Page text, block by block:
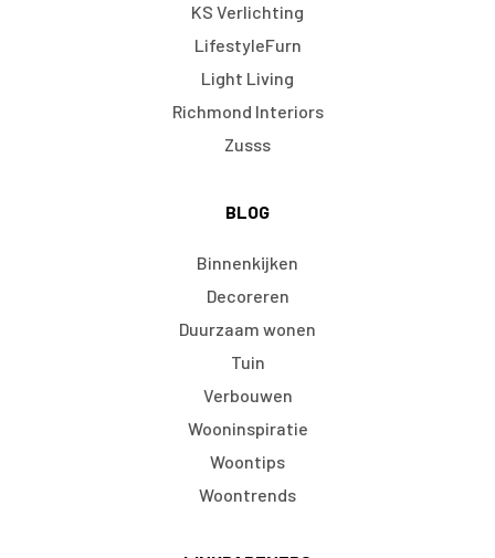
KS Verlichting
LifestyleFurn
Light Living
Richmond Interiors
Zusss
BLOG
Binnenkijken
Decoreren
Duurzaam wonen
Tuin
Verbouwen
Wooninspiratie
Woontips
Woontrends